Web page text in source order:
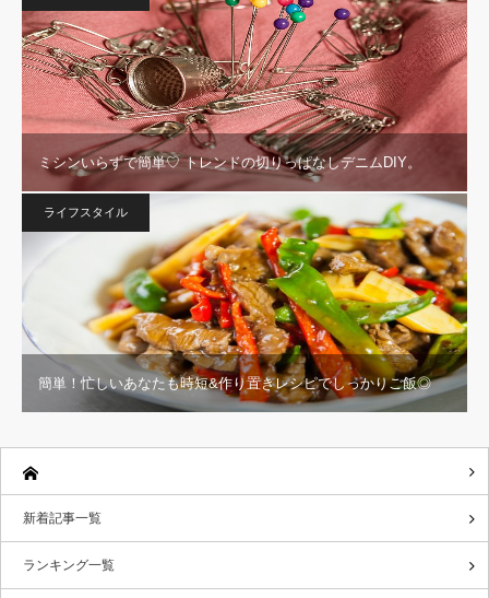
ミシンいらずで簡単♡ トレンドの切りっぱなしデニムDIY。
ライフスタイル
簡単！忙しいあなたも時短&作り置きレシピでしっかりご飯◎
新着記事一覧
ランキング一覧